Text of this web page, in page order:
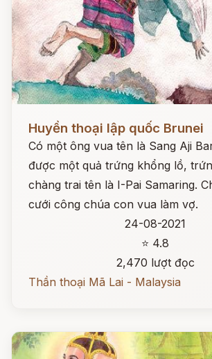
Đọc ngay
Huyền thoại lập quốc Brunei
Có một ông vua tên là Sang Aji
được một quả trứng khổng lồ,
chàng trai tên là I-Pai Samaring.
cưới công chúa con vua làm vợ.
24-08-2021
⭐ 4.8
2,470 lượt đọc
Thần thoại Mã Lai - Malaysia